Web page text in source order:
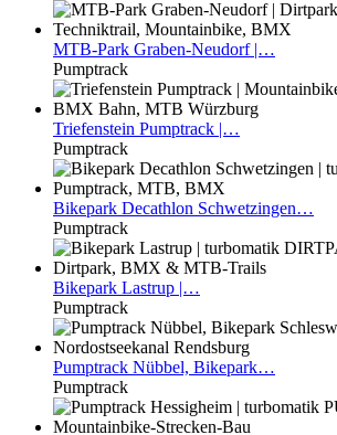
MTB-Park Graben-Neudorf |…
Pumptrack
Triefenstein Pumptrack |…
Pumptrack
Bikepark Decathlon Schwetzingen…
Pumptrack
Bikepark Lastrup |…
Pumptrack
Pumptrack Nübbel, Bikepark…
Pumptrack